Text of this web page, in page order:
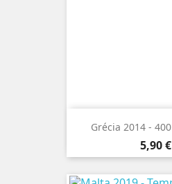
Grécia 2014 -
Preço
5,90 €